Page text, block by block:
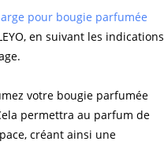
pour bougie parfumée
en suivant les indications
votre bougie parfumée
permettra au parfum de
créant ainsi une